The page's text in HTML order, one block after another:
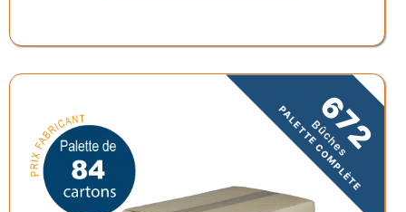
PALETTE COMPLÈTE
672
Bûches